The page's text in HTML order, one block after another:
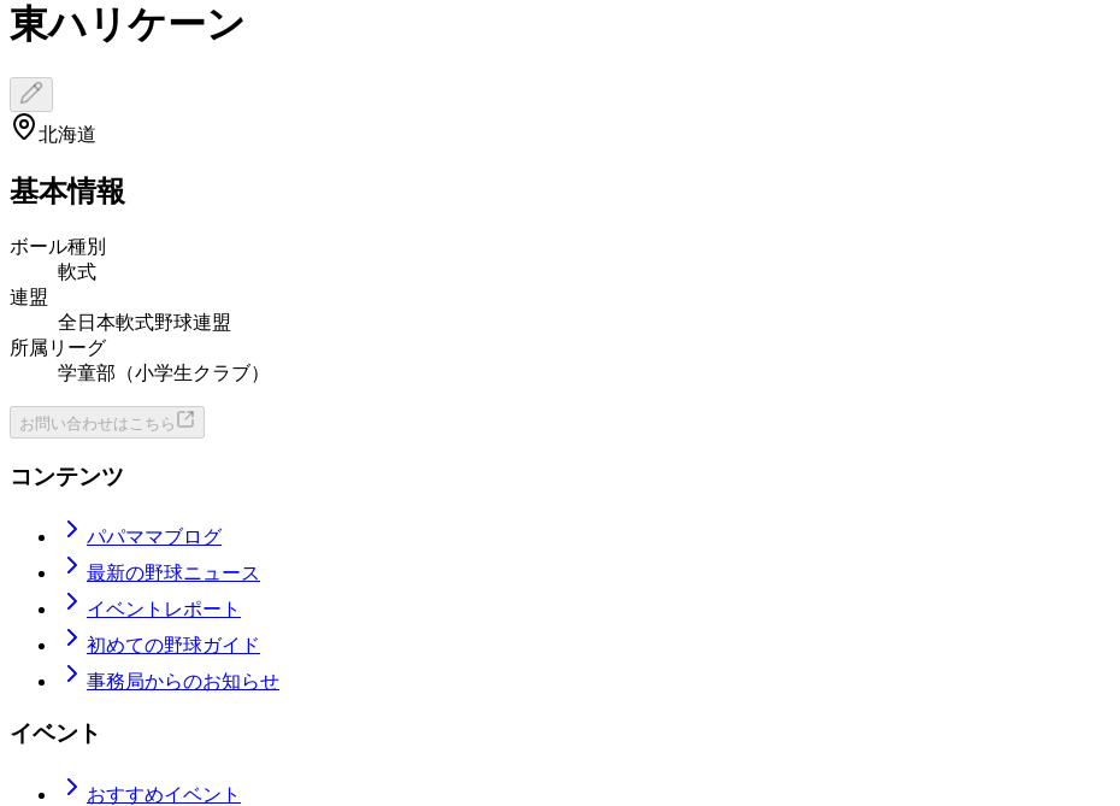
東ハリケーン
北海道
基本情報
ボール種別
軟式
連盟
全日本軟式野球連盟
所属リーグ
学童部（小学生クラブ）
お問い合わせはこちら
コンテンツ
パパママブログ
最新の野球ニュース
イベントレポート
初めての野球ガイド
事務局からのお知らせ
イベント
おすすめイベント